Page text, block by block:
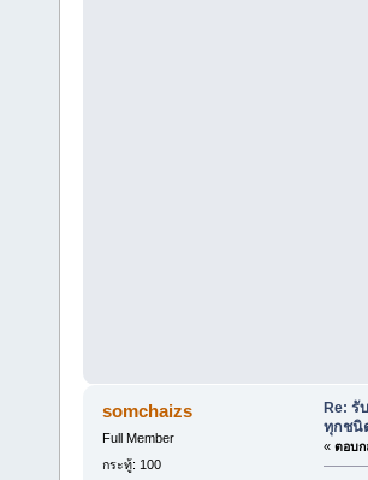
somchaizs
Full Member
กระทู้: 100
Re: รั
ทุกชนิ
« ตอบก